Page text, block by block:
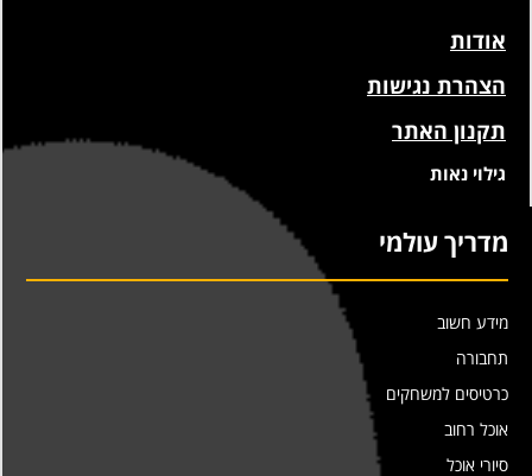
אודות
הצהרת נגישות
תקנון האתר
גילוי נאות
מדריך עולמי
מידע חשוב
תחבורה
כרטיסים למשחקים
אוכל רחוב
סיורי אוכל